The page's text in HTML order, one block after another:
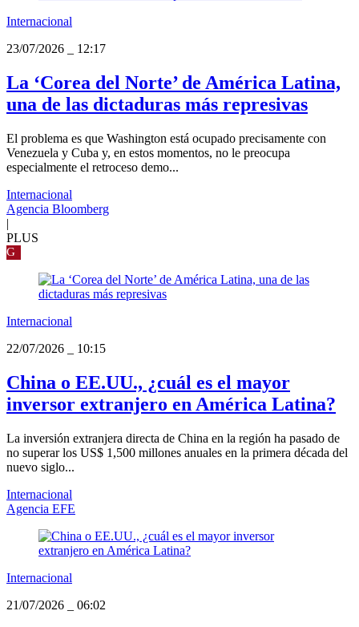
Internacional
23/07/2026
12:17
La ‘Corea del Norte’ de América Latina,
una de las dictaduras más represivas
El problema es que Washington está ocupado precisamente con
Venezuela y Cuba y, en estos momentos, no le preocupa
especialmente el retroceso demo...
Internacional
Agencia Bloomberg
|
PLUS
G
Internacional
22/07/2026
10:15
China o EE.UU., ¿cuál es el mayor
inversor extranjero en América Latina?
La inversión extranjera directa de China en la región ha pasado de
no superar los US$ 1,500 millones anuales en la primera década del
nuevo siglo...
Internacional
Agencia EFE
Internacional
21/07/2026
06:02